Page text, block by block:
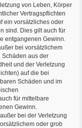
von Leben, Körper
Vertragspflichten
ein vorsätzliches oder
sind. Dies gilt auch für
entgangenen Gewinn.
bei vorsätzlichem
Schäden aus der
und der Verletzung
auf die bei
Schäden und im
für mittelbare
Gewinn.
bei der Verletzung
oder grob